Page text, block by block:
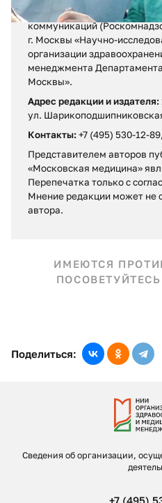
связи, информационных
коммуникаций
г. Москвы «Научно-
организации
менеджмента
Москвы».
Адрес редакции и издателя:
ул.
Контакты: +7 (495) 530-12-
Представителем авторов
«Московская медицина»
Перепечатка только с
Мнение редакции может не
автора.
ИМЕЮТСЯ
Поделиться:
Сведения об организации,
+7 (495)